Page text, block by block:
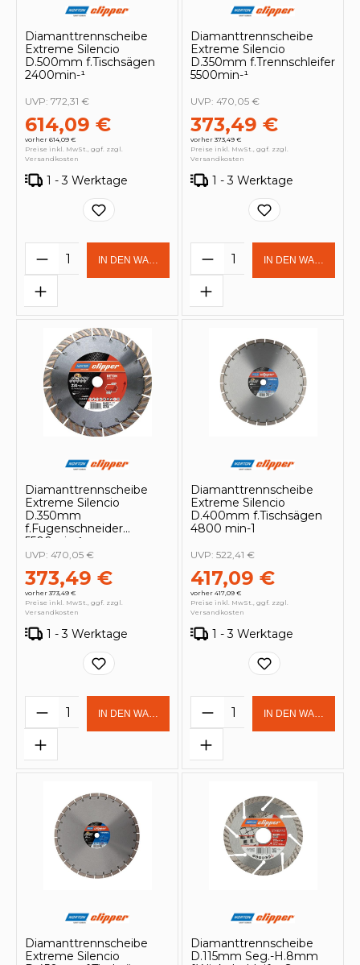
Diamanttrennscheibe
Extreme Silencio
D.500mm f.Tischsägen
2400min-¹
614,09 €
vorher 614,09 €
UVP: 772,31 €
Preise inkl. MwSt., ggf. zzgl.
Versandkosten
1 - 3 Werktage
Produkt Anzahl: Gib den
IN DEN WARENKORB
Diamanttrennscheibe
Extreme Silencio
D.350mm f.Trennschleifer
5500min-¹
373,49 €
vorher 373,49 €
UVP: 470,05 €
Preise inkl. MwSt., ggf. zzgl.
Versandkosten
1 - 3 Werktage
Produkt Anzahl:
IN DEN
Diamanttrennscheibe
Extreme Silencio
D.350mm
f.Fugenschneider
5500min-¹
373,49 €
vorher 373,49 €
UVP: 470,05 €
Preise inkl. MwSt., ggf. zzgl.
Versandkosten
1 - 3 Werktage
Produkt Anzahl: Gib den
IN DEN WARENKORB
Diamanttrennscheibe
Extreme Silencio
D.400mm f.Tischsägen
4800 min-1
417,09 €
vorher 417,09 €
UVP: 522,41 €
Preise inkl. MwSt., ggf. zzgl.
Versandkosten
1 - 3 Werktage
Produkt Anzahl:
IN DEN
Diamanttrennscheibe
Extreme Silencio
Diamanttrennscheibe
D.115mm Seg.-H.8mm